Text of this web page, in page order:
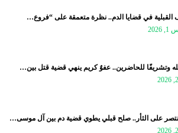
القبلية في قضايا الدم.. نظرة متعمقة على “فروع…
وتشريفًا للحاضرين.. عفوٌ كريم ينهي قضية قتل بين…
ينتصر على الثأر.. صلح قبلي يطوي قضية دم بين آل موسى…